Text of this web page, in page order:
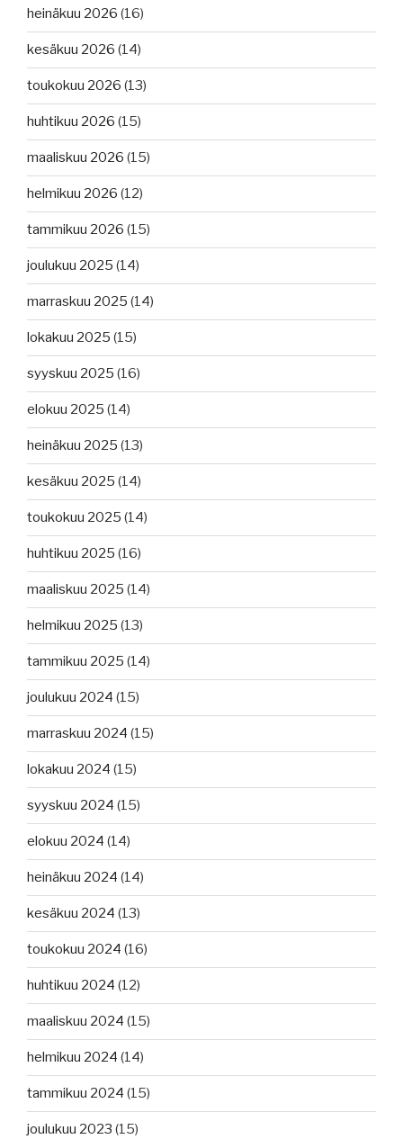
heinäkuu 2026 (16)
kesäkuu 2026 (14)
toukokuu 2026 (13)
huhtikuu 2026 (15)
maaliskuu 2026 (15)
helmikuu 2026 (12)
tammikuu 2026 (15)
joulukuu 2025 (14)
marraskuu 2025 (14)
lokakuu 2025 (15)
syyskuu 2025 (16)
elokuu 2025 (14)
heinäkuu 2025 (13)
kesäkuu 2025 (14)
toukokuu 2025 (14)
huhtikuu 2025 (16)
maaliskuu 2025 (14)
helmikuu 2025 (13)
tammikuu 2025 (14)
joulukuu 2024 (15)
marraskuu 2024 (15)
lokakuu 2024 (15)
syyskuu 2024 (15)
elokuu 2024 (14)
heinäkuu 2024 (14)
kesäkuu 2024 (13)
toukokuu 2024 (16)
huhtikuu 2024 (12)
maaliskuu 2024 (15)
helmikuu 2024 (14)
tammikuu 2024 (15)
joulukuu 2023 (15)